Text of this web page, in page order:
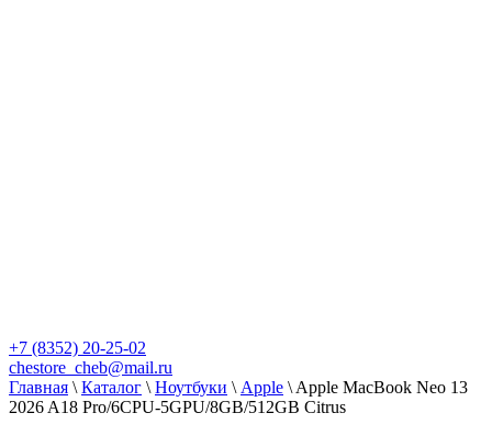
+7 (8352) 20-25-02
chestore_cheb@mail.ru
Главная \ Каталог \ Ноутбуки \ Apple \ Apple MacBook Neo 13
2026 A18 Pro/6CPU-5GPU/8GB/512GB Citrus